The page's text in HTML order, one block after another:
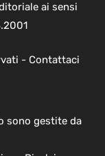
ai sensi
- Contattaci
sono gestite da